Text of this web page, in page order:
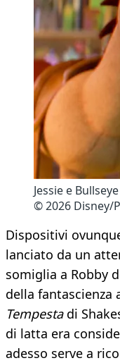
Jessie e
© 2026 Disney/
Dispositivi
lanciato da un
somiglia a Robby
della fantascienza
Tempesta di
di latta era
adesso serve a